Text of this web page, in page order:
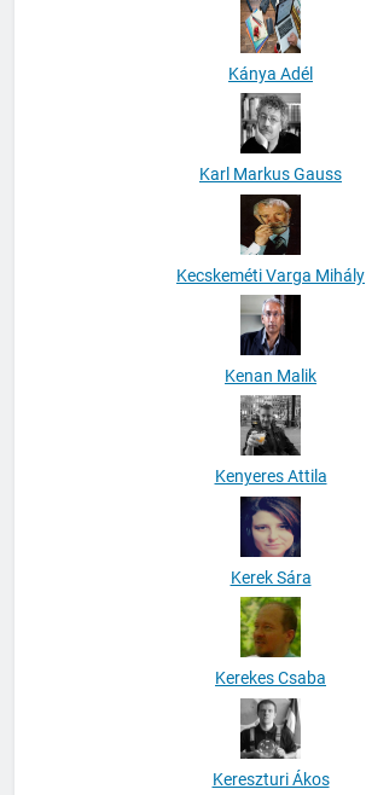
Kánya Adél
Karl Markus Gauss
Kecskeméti Varga Mihály
Kenan Malik
Kenyeres Attila
Kerek Sára
Kerekes Csaba
Kereszturi Ákos